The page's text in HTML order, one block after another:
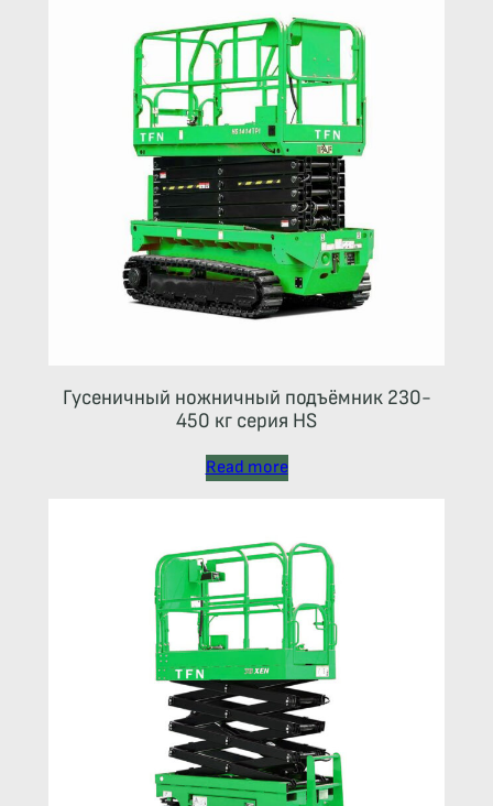
Гусеничный ножничный подъёмник 230-
450 кг серия HS
Read more